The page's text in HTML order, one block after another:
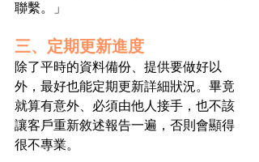
聯繫。」
三、定期更新進度
除了平時的資料備份、提供要做好以
外，最好也能定期更新詳細狀況。畢竟
就算有意外、必須由他人接手，也不該
讓客戶重新敘述報告一遍，否則會顯得
很不專業。